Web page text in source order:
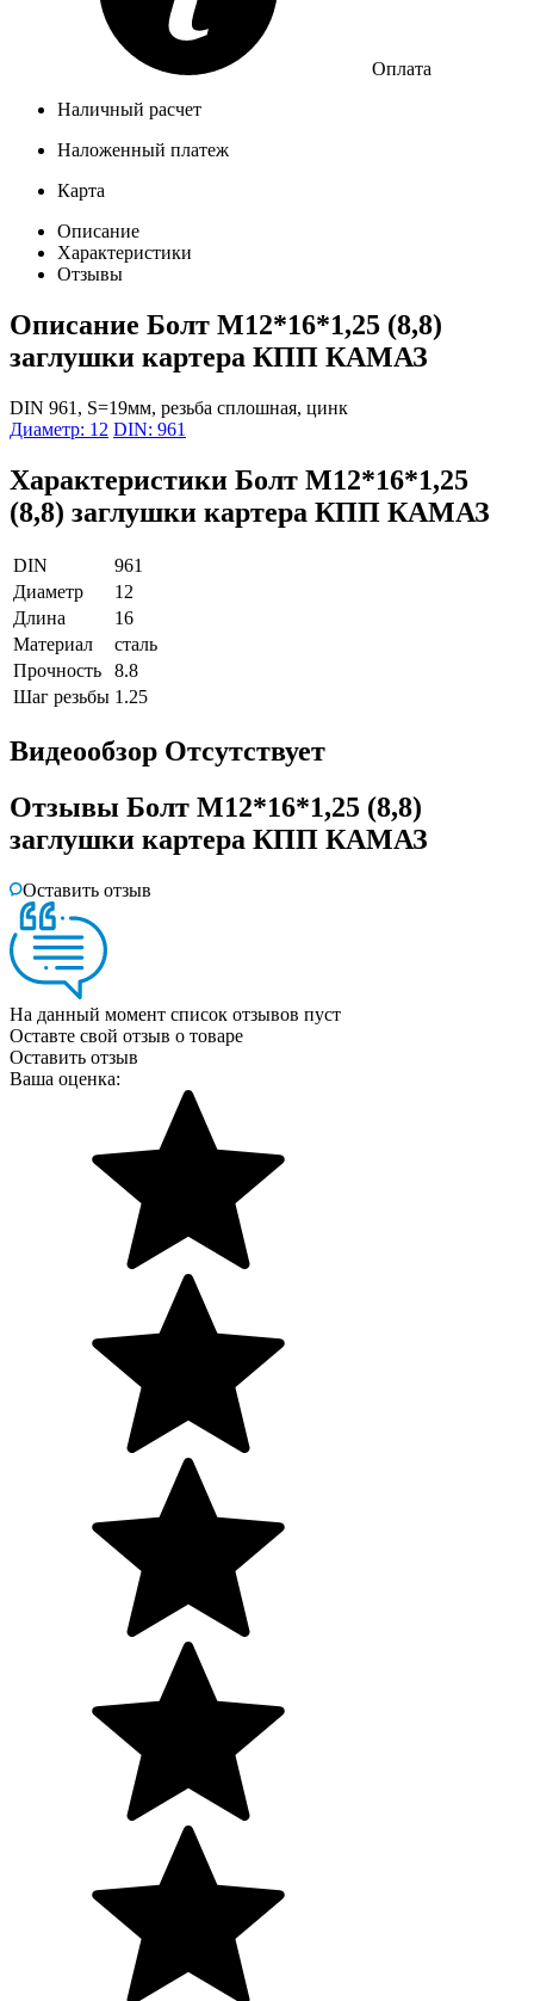
Оплата
Наличный расчет
Наложенный платеж
Карта
Описание
Характеристики
Отзывы
Описание Болт М12*16*1,25 (8,8)
заглушки картера КПП КАМАЗ
DIN 961, S=19мм, резьба сплошная, цинк
Диаметр: 12 DIN: 961
Характеристики Болт М12*16*1,25
(8,8) заглушки картера КПП КАМАЗ
DIN
961
Диаметр
12
Длина
16
Материал
сталь
Прочность
8.8
Шаг резьбы 1.25
Видеообзор Отсутствует
Отзывы Болт М12*16*1,25 (8,8)
заглушки картера КПП КАМАЗ
Оставить отзыв
На данный момент список отзывов пуст
Оставте свой отзыв о товаре
Оставить отзыв
Ваша оценка: